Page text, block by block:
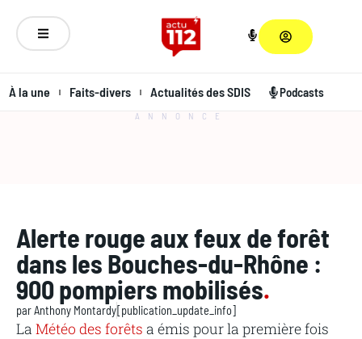
À la une Faits-divers Actualités des SDIS Podcasts
ANNONCE
Alerte rouge aux feux de forêt
dans les Bouches-du-Rhône :
900 pompiers mobilisés.
parAnthony Montardy[publication_update_info]
La Météo des forêts a émis pour la première fois